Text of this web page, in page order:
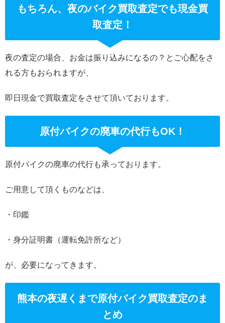
もちろん、夜のバイク買取査定でも現金買
取査定！
夜の査定の場合、お金は振り込みになるの？とご心配をさ
れる方もおられますが、
即日現金で買取査定をさせて頂いております。
原付バイクの廃車の代行もOK！
原付バイクの廃車の代行も承っております。
ご用意して頂くものなどは、
・印鑑
・身分証明書（運転免許所など）
が、必要になってきます。
熊本の夜遅くまで原付バイク買取査定のま
とめ